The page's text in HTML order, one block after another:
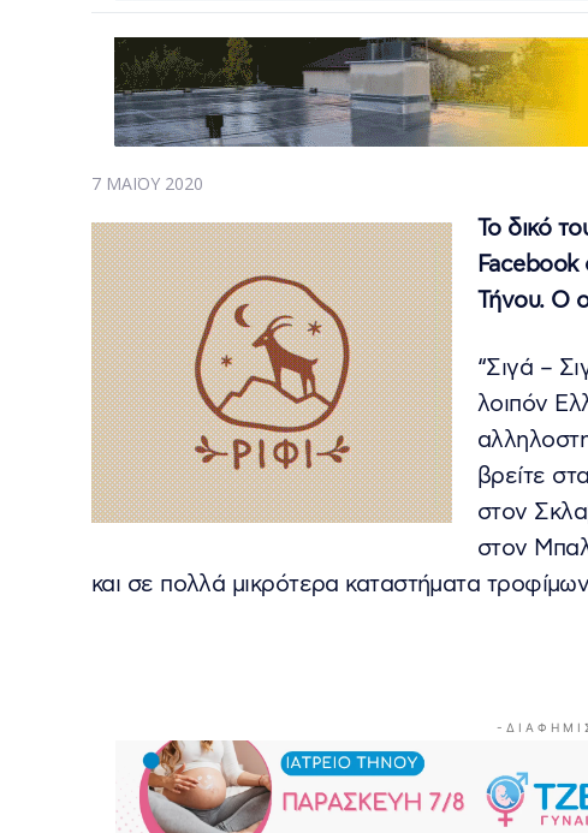
7 ΜΑΪ́ΟΥ 2020
Το δικό
Facebook
Τήνου. Ο
“Σιγά –
λοιπόν
βρείτε
στον
στον
και σε πολλά μικρότερα καταστήματα
- Δ Ι Α Φ Η Μ Ι